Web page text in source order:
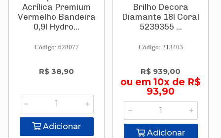
Acrílica Premium
Vermelho Bandeira
0,9l Hydro...
Código: 628077
R$ 38,90
Adicionar
Brilho Decora
Diamante 18l Coral
5239355 ...
Código: 213403
R$ 939,00
ou em 10x de R$
93,90
Adicionar